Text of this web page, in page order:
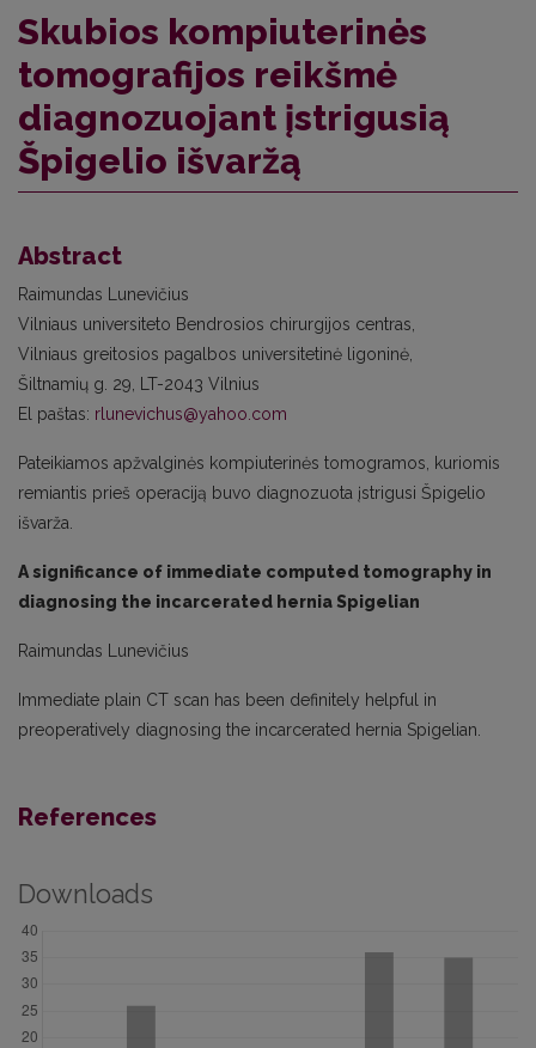
Skubios kompiuterinės
tomografijos reikšmė
diagnozuojant įstrigusią
Špigelio išvaržą
Abstract
Raimundas Lunevičius
Vilniaus universiteto Bendrosios chirurgijos centras,
Vilniaus greitosios pagalbos universitetinė ligoninė,
Šiltnamių g. 29, LT-2043 Vilnius
El paštas: rlunevichus@yahoo.com
Pateikiamos apžvalginės kompiuterinės tomogramos, kuriomis
remiantis prieš operaciją buvo diagnozuota įstrigusi Špigelio
išvarža.
A significance of immediate computed tomography in
diagnosing the incarcerated hernia Spigelian
Raimundas Lunevičius
Immediate plain CT scan has been definitely helpful in
preoperatively diagnosing the incarcerated hernia Spigelian.
References
Downloads